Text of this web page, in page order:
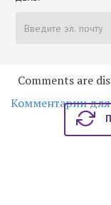
Comments are
Комментарии